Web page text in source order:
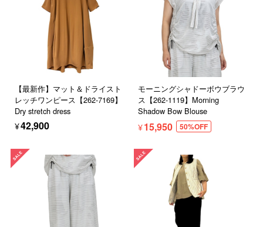
【最新作】マット＆ドライスト
レッチワンピース【262-7169】
Dry stretch dress
¥42,900
モーニングシャドーボウブラウ
ス【262-1119】Morning
Shadow Bow Blouse
¥15,950 50%OFF